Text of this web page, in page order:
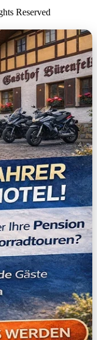
Reserved